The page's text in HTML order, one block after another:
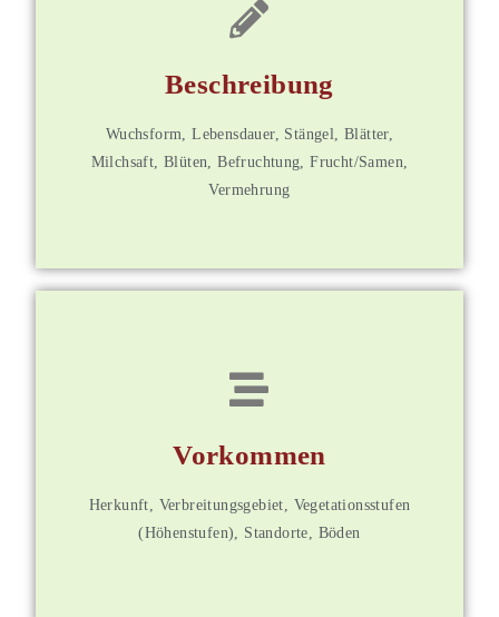
Beschreibung
Wuchsform, Lebensdauer, Stängel, Blätter,
Milchsaft, Blüten, Befruchtung, Frucht/Samen,
Vermehrung
Weitere Informationen
Vorkommen
Herkunft, Verbreitungsgebiet, Vegetationsstufen
(Höhenstufen), Standorte, Böden
Weitere Informationen